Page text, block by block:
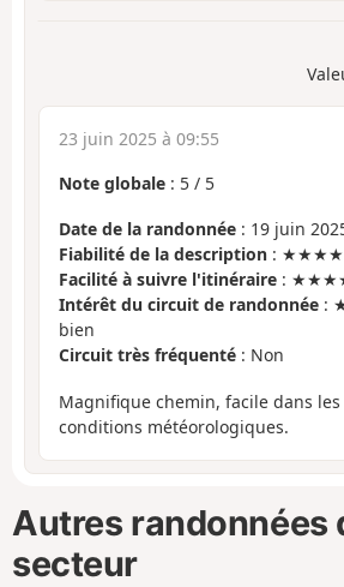
23 juin 2025 à 09:55
Note globale : 5 / 5
Date de la randonnée : 19 juin
Fiabilité de la description :
Facilité à suivre l'itinéraire :
Intérêt du circuit de randonnée :
bien
Circuit très fréquenté : Non
Magnifique chemin, facile dans les
conditions météorologiques.
Autres randonnées
secteur